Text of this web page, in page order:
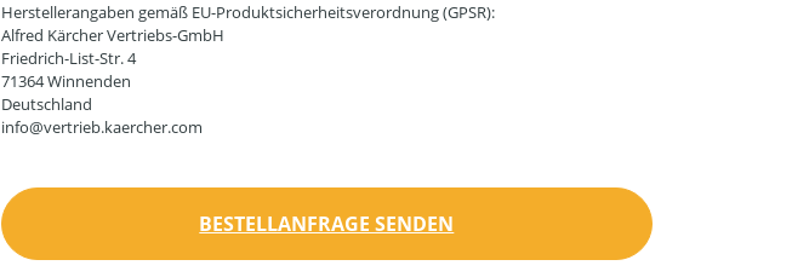
Herstellerangaben gemäß EU-Produktsicherheitsverordnung (GPSR):
Alfred Kärcher Vertriebs-GmbH
Friedrich-List-Str. 4
71364 Winnenden
Deutschland
info@vertrieb.kaercher.com
BESTELLANFRAGE SENDEN